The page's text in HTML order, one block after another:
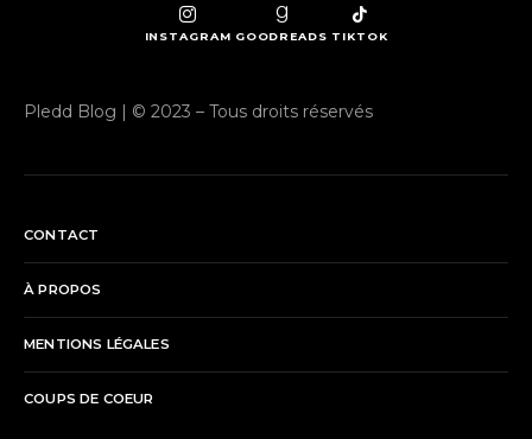
INSTAGRAM GOODREADS TIKTOK
Pledd Blog | © 2023 – Tous droits réservés
CONTACT
À PROPOS
MENTIONS LÉGALES
COUPS DE COEUR